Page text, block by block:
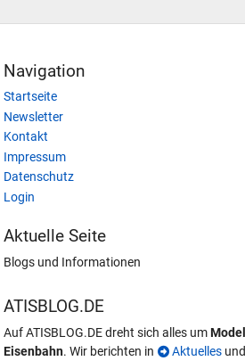
Navigation
Startseite
Newsletter
Kontakt
Impressum
Datenschutz
Login
Aktuelle Seite
Blogs und Informationen
ATISBLOG.DE
Auf ATISBLOG.DE dreht sich alles um
Eisenbahn. Wir berichten in Aktuelles